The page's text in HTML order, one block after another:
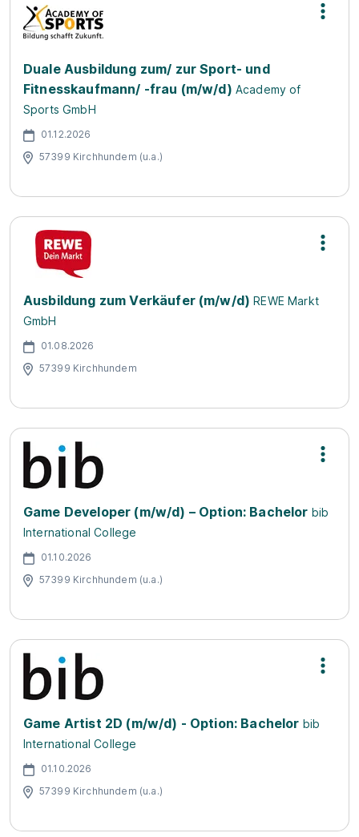
Duale Ausbildung zum/ zur Sport- und
Fitnesskaufmann/ -frau (m/w/d) Academy of
Sports GmbH
01.12.2026
57399 Kirchhundem (u.a.)
Ausbildung zum Verkäufer (m/w/d) REWE Markt
GmbH
01.08.2026
57399 Kirchhundem
Game Developer (m/w/d) – Option: Bachelor bib
International College
01.10.2026
57399 Kirchhundem (u.a.)
Game Artist 2D (m/w/d) - Option: Bachelor bib
International College
01.10.2026
57399 Kirchhundem (u.a.)